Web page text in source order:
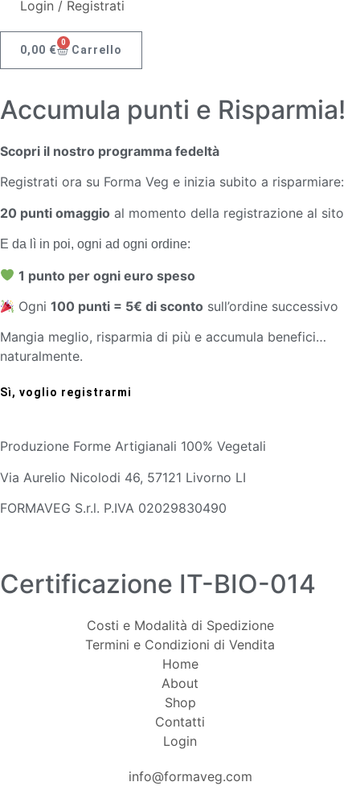
Login / Registrati
0,00 €
0
Carrello
Accumula punti e Risparmia!
Scopri il nostro programma fedeltà
Registrati ora su Forma Veg e inizia subito a risparmiare:
20 punti omaggio al momento della registrazione al sito
E da lì in poi, ogni ad ogni ordine:
1 punto per ogni euro speso
Ogni100 punti = 5€ di sconto sull’ordine successivo
Mangia meglio, risparmia di più e accumula benefici…
naturalmente.
Sì, voglio registrarmi
Produzione Forme Artigianali 100% Vegetali
Via Aurelio Nicolodi 46, 57121 Livorno LI
FORMAVEG S.r.l. P.IVA 02029830490
Certificazione IT-BIO-014
Costi e Modalità di Spedizione
Termini e Condizioni di Vendita
Home
About
Shop
Contatti
Login
info@formaveg.com